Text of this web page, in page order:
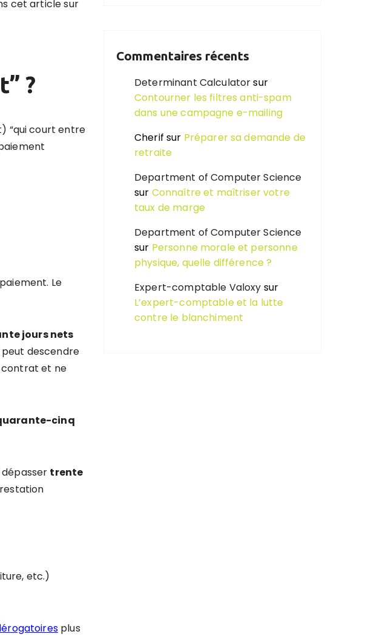
cet article sur
?
“qui court entre
Le
jours nets
descendre
contrat et ne
cinq
trente
etc.)
plus
Commentaires récents
Determinant Calculatorsur
Contourner les filtres anti-spam
dans une campagne e-mailing
Cherif sur Préparer sa demande de
retraite
Department of Computer Science
sur Connaître et maîtriser votre
taux de marge
Department of Computer Science
sur Personne morale et personne
physique, quelle différence ?
Expert-comptable Valoxy sur
L’expert-comptable et la lutte
contre le blanchiment